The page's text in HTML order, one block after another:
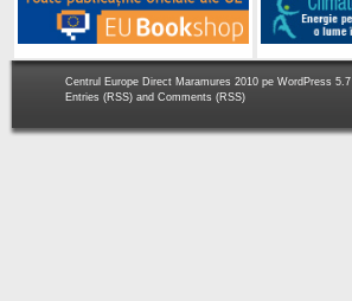
Centrul Europe Direct Maramures 2010 pe WordPress 5.7
Entries (RSS) and Comments (RSS)